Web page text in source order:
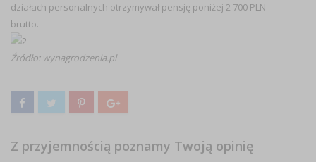
działach personalnych otrzymywał pensję poniżej 2 700 PLN
brutto.
Źródło: wynagrodzenia.pl
Z przyjemnością poznamy Twoją opinię